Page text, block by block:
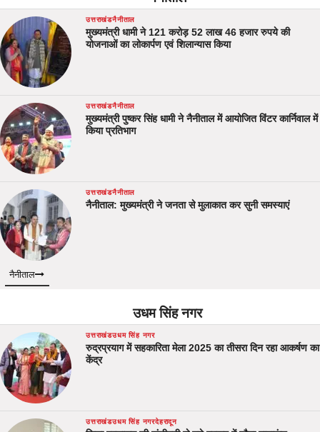
उत्तराखंडनैनीताल
मुख्यमंत्री धामी ने 121 करोड़ 52 लाख 46 हजार रुपये की
योजनाओं का लोकार्पण एवं शिलान्यास किया
उत्तराखंडनैनीताल
मुख्यमंत्री पुष्कर सिंह धामी ने नैनीताल में आयोजित विंटर कार्निवाल में
किया प्रतिभाग
उत्तराखंडनैनीताल
नैनीताल: मुख्यमंत्री ने जनता से मुलाकात कर सुनी समस्याएं
नैनीताल
उधम सिंह नगर
उत्तराखंडउधम सिंह नगर
रुद्रप्रयाग में सहकारिता मेला 2025 का तीसरा दिन रहा आकर्षण का
केंद्र
उत्तराखंडउधम सिंह नगरदेहरादून